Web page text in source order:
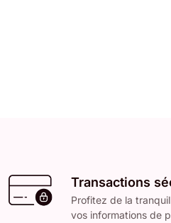
Transactions
Profitez de la
vos informations de